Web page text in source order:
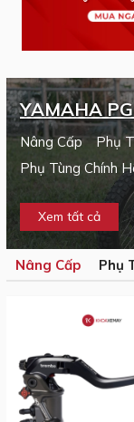
YAMAHA
Nâng Cấp
Phụ
Phụ Tùng Chính
Xem tất cả
Nâng Cấp